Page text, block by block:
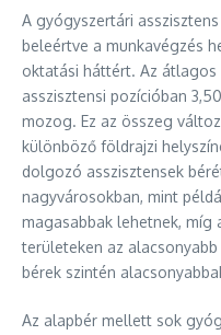
A gyógyszertári
beleértve a munkavégzés
oktatási háttért. Az
asszisztensi pozícióban
mozog. Ez az összeg
különböző földrajzi
dolgozó asszisztensek
nagyvárosokban, mint
magasabbak lehetnek, míg
területeken az
bérek szintén
Az alapbér mellett sok